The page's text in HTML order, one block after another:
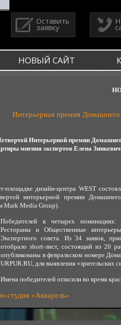
Оставить
заявку
НОВЫЙ САЙТ
Интерьерная премия
Интерьерной премии
мнения экспертов Елена
площадке дизайн-центра WEST
интерьерной премии
Mark Media Group).
Победителей в четырех
Рестораны и Общественные
Экспертного совета. Из 34 заявок,
отобрало short-лист, состоящий из 20
опубликованы в февральском номере
URPUR.RU, для выявления «зрительских
Имена победителей огласили во время
студия «Акварель»